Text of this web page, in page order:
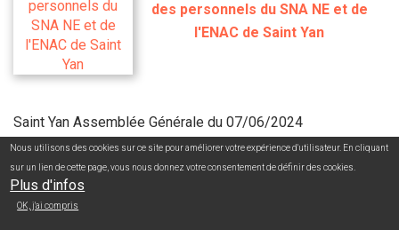
des personnels du SNA NE et de
l'ENAC de Saint Yan
Saint Yan Assemblée Générale du 07/06/2024
Télécharger la publication
Nous utilisons des cookies sur ce site pour améliorer votre expérience d'utilisateur. En cliquant
sur un lien de cette page, vous nous donnez votre consentement de définir des cookies.
Plus d'infos
OK, j'ai compris